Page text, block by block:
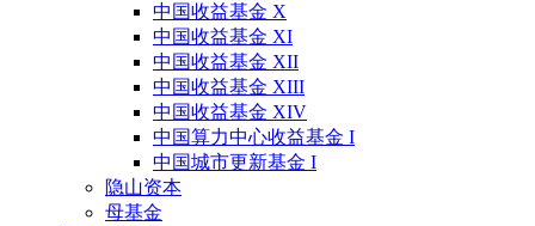
中国收益基金 X
中国收益基金 XI
中国收益基金 XII
中国收益基金 XIII
中国收益基金 XIV
中国算力中心收益基金 I
中国城市更新基金 I
隐山资本
母基金